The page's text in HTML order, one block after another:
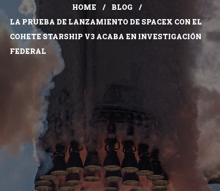
HOME
BLOG
LA PRUEBA DE LANZAMIENTO DE SPACEX CON EL
COHETE STARSHIP V3 ACABA EN INVESTIGACIÓN
FEDERAL